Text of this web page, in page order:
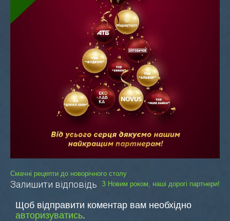
Навігація
записів
Смачні рецепти до новорічного столу
З Новим роком, наші дорогі партнери!
Залишити відповідь
Щоб відправити коментар вам необхідно
авторизуватись.